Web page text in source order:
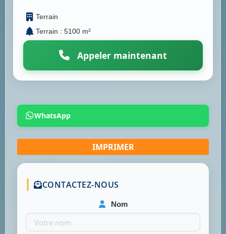
Terrain
Terrain : 5100 m²
Appeler maintenant
WhatsApp
CONTACTEZ-NOUS
Nom